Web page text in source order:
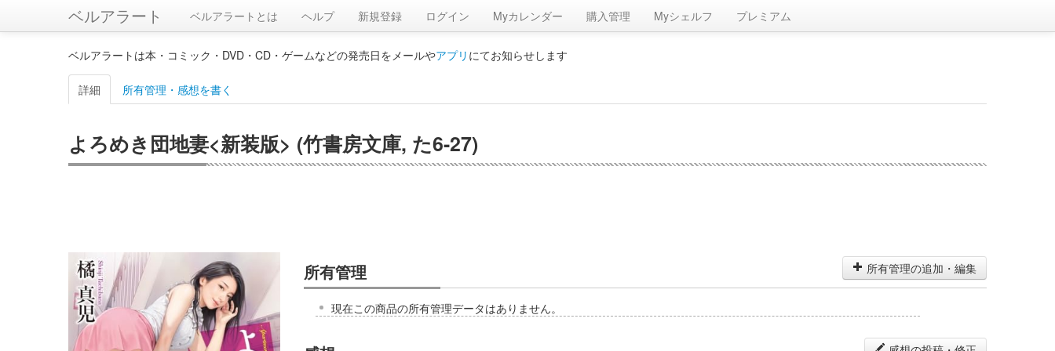
ベルアラート ベルアラートとは ヘルプ 新規登録 ログイン Myカレンダー 購入管理 Myシェルフ プレミアム
ベルアラートは本・コミック・DVD・CD・ゲームなどの発売日をメールやアプリ にてお知らせします
詳細 所有管理・感想を書く
よろめき団地妻<新装版> (竹書房文庫, た6-27)
所有管理 所有管理の追加・編集
現在この商品の所有管理データはありません。